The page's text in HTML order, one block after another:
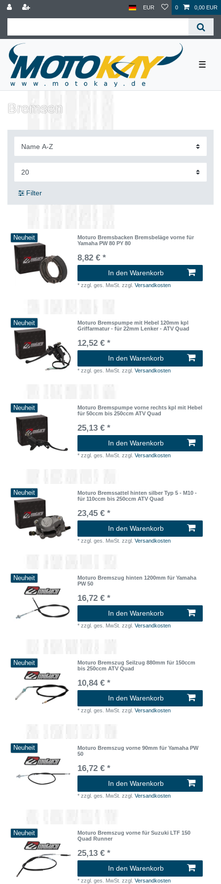
EUR 0 0,00 EUR
☰
Bremsen
Filter
Neuheit
Moturo Bremsbacken Bremsbeläge vorne für
Yamaha PW 80 PY 80
8,82 € *
In den Warenkorb
*zzgl. ges. MwSt. zzgl.Versandkosten
Neuheit
Moturo Bremspumpe mit Hebel 120mm kpl
Griffarmatur - für 22mm Lenker - ATV Quad
12,52 € *
In den Warenkorb
*zzgl. ges. MwSt. zzgl.Versandkosten
Neuheit
Moturo Bremspumpe vorne rechts kpl mit Hebel
für 50ccm bis 250ccm ATV Quad
25,13 € *
In den Warenkorb
*zzgl. ges. MwSt. zzgl.Versandkosten
Neuheit
Moturo Bremssattel hinten silber Typ 5 - M10 -
für 110ccm bis 250ccm ATV Quad
23,45 € *
In den Warenkorb
*zzgl. ges. MwSt. zzgl.Versandkosten
Neuheit
Moturo Bremszug hinten 1200mm für Yamaha
PW 50
16,72 € *
In den Warenkorb
*zzgl. ges. MwSt. zzgl.Versandkosten
Neuheit
Moturo Bremszug Seilzug 880mm für 150ccm
bis 250ccm ATV Quad
10,84 € *
In den Warenkorb
*zzgl. ges. MwSt. zzgl.Versandkosten
Neuheit
Moturo Bremszug vorne 90mm für Yamaha PW
50
16,72 € *
In den Warenkorb
*zzgl. ges. MwSt. zzgl.Versandkosten
Neuheit
Moturo Bremszug vorne für Suzuki LTF 150
Quad Runner
25,13 € *
In den Warenkorb
*zzgl. ges. MwSt. zzgl.Versandkosten